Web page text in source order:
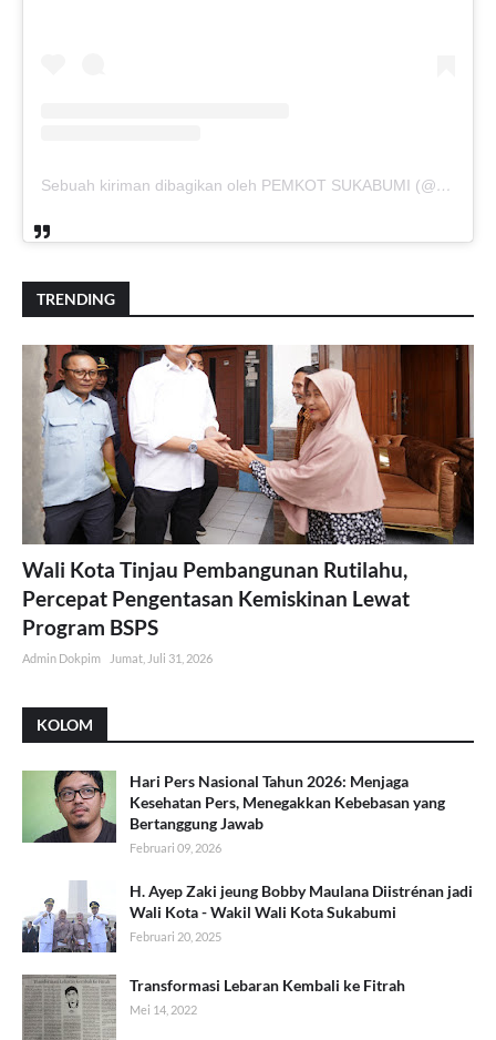
Sebuah kiriman dibagikan oleh PEMKOT SUKABUMI (@pemkotsukabumi_)
TRENDING
Wali Kota Tinjau Pembangunan Rutilahu,
Percepat Pengentasan Kemiskinan Lewat
Program BSPS
Admin Dokpim Jumat, Juli 31, 2026
KOLOM
Hari Pers Nasional Tahun 2026: Menjaga
Kesehatan Pers, Menegakkan Kebebasan yang
Bertanggung Jawab
Februari 09, 2026
H. Ayep Zaki jeung Bobby Maulana Diistrénan jadi
Wali Kota - Wakil Wali Kota Sukabumi
Februari 20, 2025
Transformasi Lebaran Kembali ke Fitrah
Mei 14, 2022